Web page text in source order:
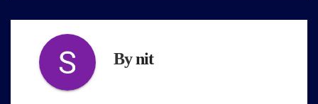
Bynit